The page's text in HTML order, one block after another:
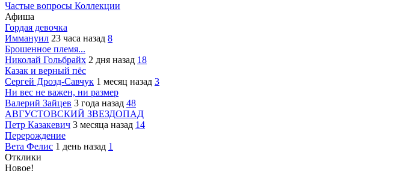
Частые вопросы Коллекции
Афиша
Гордая девочка
Иммануил 23 часа назад 8
Брошенное племя...
Николай Гольбрайх 2 дня назад 18
Казак и верный пёс
Сергей Дрозд-Савчук 1 месяц назад 3
Ни вес не важен, ни размер
Валерий Зайцев 3 года назад 48
АВГУСТОВСКИЙ ЗВЕЗДОПАД
Петр Казакевич 3 месяца назад 14
Перерождение
Вета Фелис 1 день назад 1
Отклики
Новое!